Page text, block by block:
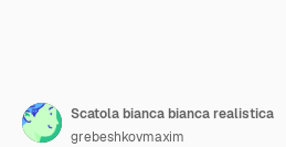
Scatola bianca bianca realistica
grebeshkovmaxim